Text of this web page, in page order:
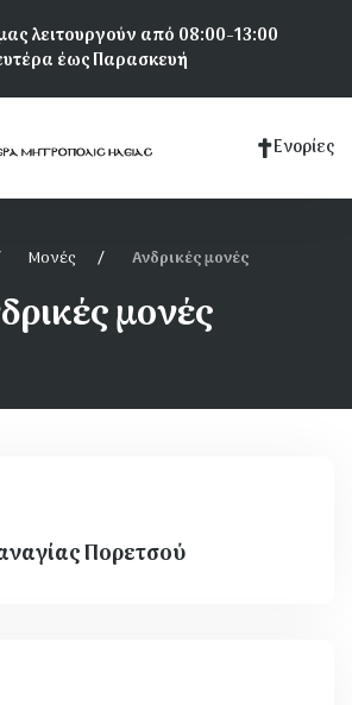
λειτουργούν από 08:00-13:00
έως Παρασκευή
Ενορίες
Μονές Ανδρικές μονές
μονές
Πορετσού